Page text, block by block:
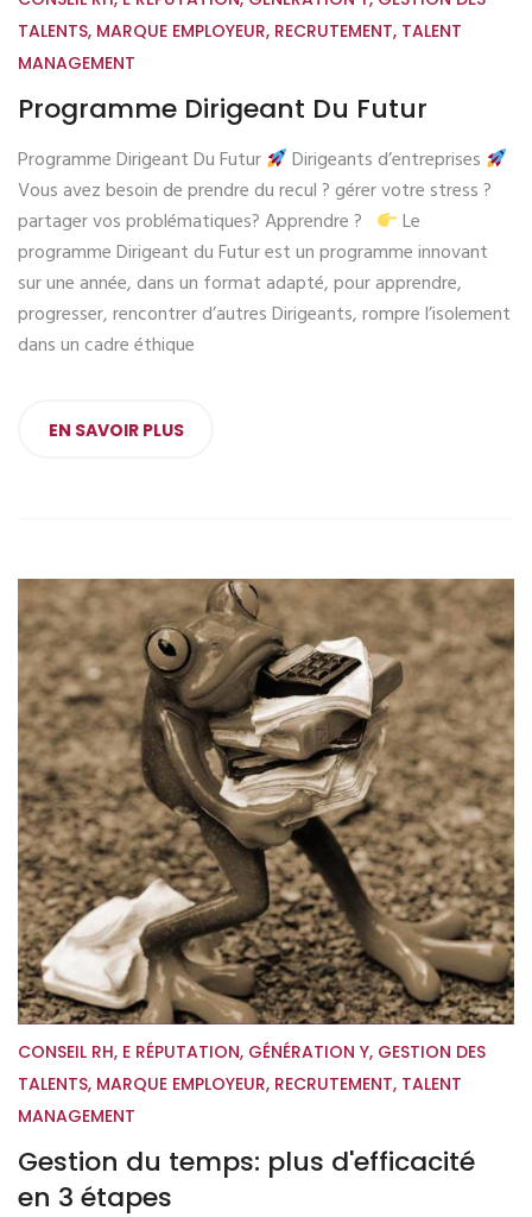
TALENTS, MARQUE EMPLOYEUR, RECRUTEMENT, TALENT
MANAGEMENT
Programme Dirigeant Du Futur
Programme Dirigeant Du Futur
Dirigeants d’entreprises
Vous avez besoin de prendre du recul ? gérer votre stress ?
partager vos problématiques? Apprendre ?
Le
programme Dirigeant du Futur est un programme innovant
sur une année, dans un format adapté, pour apprendre,
progresser, rencontrer d’autres Dirigeants, rompre l’isolement
dans un cadre éthique
EN SAVOIR PLUS
CONSEIL RH, E RÉPUTATION, GÉNÉRATION Y, GESTION DES
TALENTS, MARQUE EMPLOYEUR, RECRUTEMENT, TALENT
MANAGEMENT
Gestion du temps: plus d'efficacité
en 3 étapes